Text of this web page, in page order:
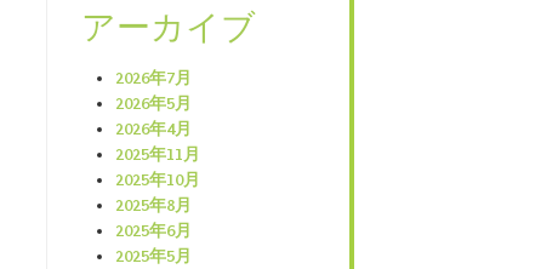
アーカイブ
2026年7月
2026年5月
2026年4月
2025年11月
2025年10月
2025年8月
2025年6月
2025年5月